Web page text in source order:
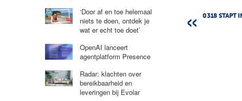
0318 STAPT
‘Door af en toe helemaal
niets te doen, ontdek je
wat er echt toe doet’
OpenAI lanceert
agentplatform Presence
Radar: klachten over
bereikbaarheid en
leveringen bij Evolar